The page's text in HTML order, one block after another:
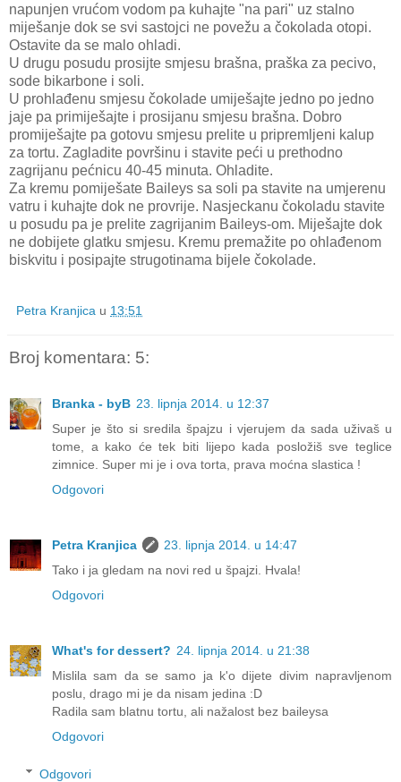
napunjen vrućom vodom pa kuhajte "na pari" uz stalno
miješanje dok se svi sastojci ne povežu a čokolada otopi.
Ostavite da se malo ohladi.
U drugu posudu prosijte smjesu brašna, praška za pecivo,
sode bikarbone i soli.
U prohlađenu smjesu čokolade umiješajte jedno po jedno
jaje pa primiješajte i prosijanu smjesu brašna. Dobro
promiješajte pa gotovu smjesu prelite u pripremljeni kalup
za tortu. Zagladite površinu i stavite peći u prethodno
zagrijanu pećnicu 40-45 minuta. Ohladite.
Za kremu pomiješate Baileys sa soli pa stavite na umjerenu
vatru i kuhajte dok ne provrije. Nasjeckanu čokoladu stavite
u posudu pa je prelite zagrijanim Baileys-om. Miješajte dok
ne dobijete glatku smjesu. Kremu premažite po ohlađenom
biskvitu i posipajte strugotinama bijele čokolade.
Petra Kranjica u 13:51
Broj komentara: 5:
Branka - byB 23. lipnja 2014. u 12:37
Super je što si sredila špajzu i vjerujem da sada uživaš u
tome, a kako će tek biti lijepo kada posložiš sve teglice
zimnice. Super mi je i ova torta, prava moćna slastica !
Odgovori
Petra Kranjica
23. lipnja 2014. u 14:47
Tako i ja gledam na novi red u špajzi. Hvala!
Odgovori
What's for dessert? 24. lipnja 2014. u 21:38
Mislila sam da se samo ja k'o dijete divim napravljenom
poslu, drago mi je da nisam jedina :D
Radila sam blatnu tortu, ali nažalost bez baileysa
Odgovori
Odgovori